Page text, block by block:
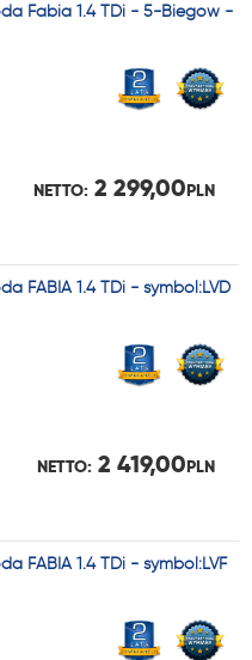
Fabia 1.4 TDi - 5-Biegów -
NETTO: 2 299,00PLN
FABIA 1.4 TDi - symbol:LVD
NETTO: 2 419,00PLN
FABIA 1.4 TDi - symbol:LVF